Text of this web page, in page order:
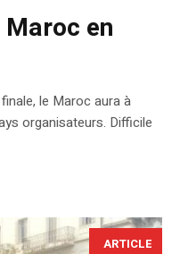
en
le Maroc aura à
organisateurs. Difficile
ARTICLE